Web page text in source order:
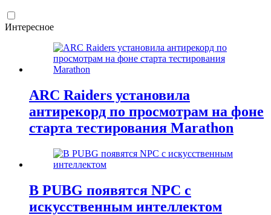
Интересное
ARC Raiders установила
антирекорд по просмотрам на фоне
старта тестирования Marathon
В PUBG появятся NPC с
искусственным интеллектом